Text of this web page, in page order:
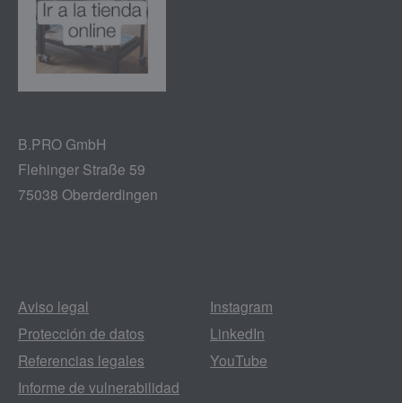
B.PRO GmbH
Flehinger Straße 59
75038 Oberderdingen
Aviso legal
Protección de datos
Referencias legales
Informe de vulnerabilidad
Instagram
LinkedIn
YouTube